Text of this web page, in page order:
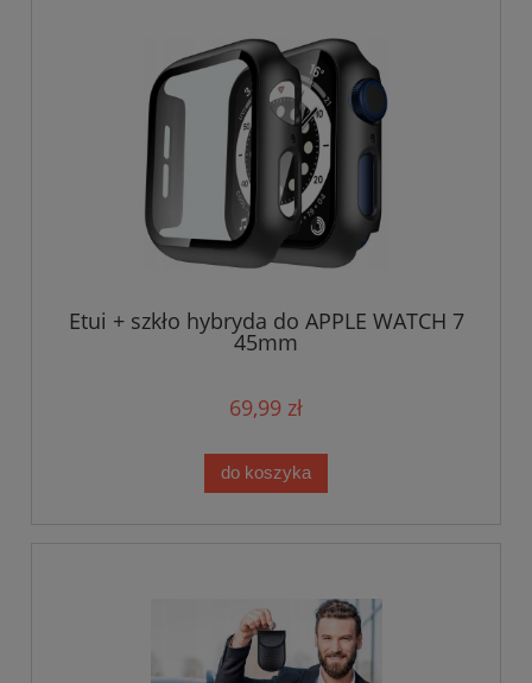
Etui + szkło hybryda do APPLE WATCH 7
45mm
69,99 zł
do koszyka